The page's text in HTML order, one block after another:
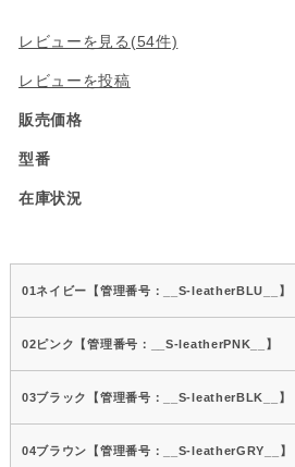
レビューを見る(54件)
レビューを投稿
販売価格
型番
在庫状況
01ネイビー【管理番号：__S-leatherBLU__】
02ピンク【管理番号：__S-leatherPNK__】
03ブラック【管理番号：__S-leatherBLK__】
04ブラウン【管理番号：__S-leatherGRY__】